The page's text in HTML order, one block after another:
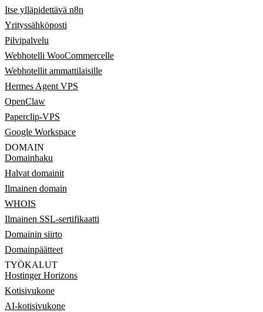
Itse ylläpidettävä n8n
Yrityssähköposti
Pilvipalvelu
Webhotelli WooCommercelle
Webhotellit ammattilaisille
Hermes Agent VPS
OpenClaw
Paperclip-VPS
Google Workspace
DOMAIN
Domainhaku
Halvat domainit
Ilmainen domain
WHOIS
Ilmainen SSL-sertifikaatti
Domainin siirto
Domainpäätteet
TYÖKALUT
Hostinger Horizons
Kotisivukone
AI-kotisivukone